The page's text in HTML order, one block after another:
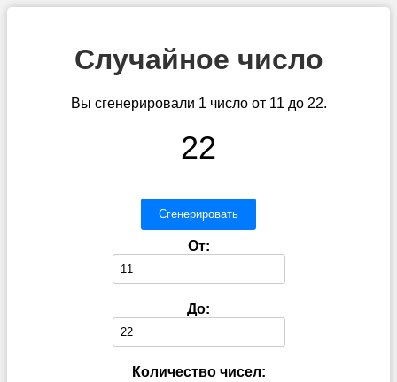
Случайное число
Вы сгенерировали 1 число от 11 до 22.
22
Сгенерировать
От:
До:
Количество чисел: